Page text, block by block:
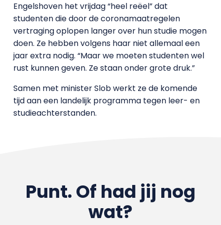
Engelshoven het vrijdag “heel reëel” dat
studenten die door de coronamaatregelen
vertraging oplopen langer over hun studie mogen
doen. Ze hebben volgens haar niet allemaal een
jaar extra nodig. “Maar we moeten studenten wel
rust kunnen geven. Ze staan onder grote druk.”
Samen met minister Slob werkt ze de komende
tijd aan een landelijk programma tegen leer- en
studieachterstanden.
Punt. Of had jij nog
wat?